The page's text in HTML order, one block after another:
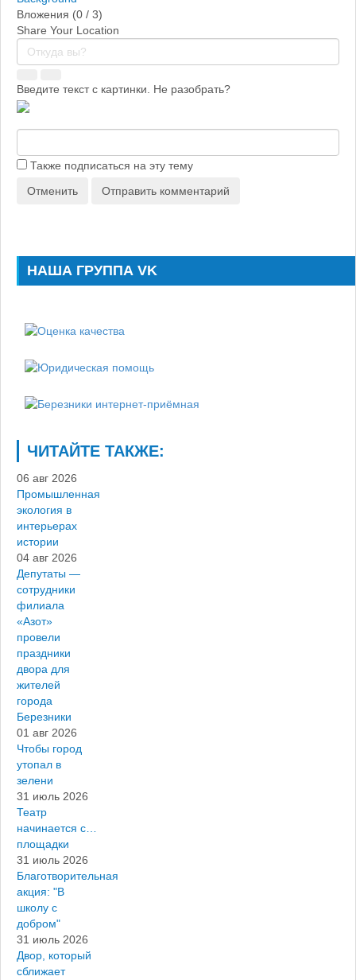
Вложения (0 / 3)
Share Your Location
Введите текст с картинки. Не разобрать?
Также подписаться на эту тему
Отменить
Отправить комментарий
НАША ГРУППА VK
ЧИТАЙТЕ ТАКЖЕ:
06 авг 2026
Промышленная
экология в
интерьерах
истории
04 авг 2026
Депутаты —
сотрудники
филиала
«Азот»
провели
праздники
двора для
жителей
города
Березники
01 авг 2026
Чтобы город
утопал в
зелени
31 июль 2026
Театр
начинается с…
площадки
31 июль 2026
Благотворительная
акция: "В
школу с
добром"
31 июль 2026
Двор, который
сближает